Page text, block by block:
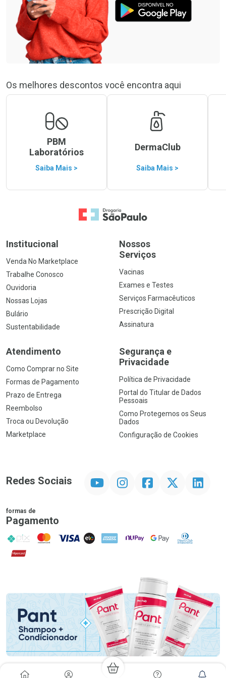
Os melhores descontos você encontra aqui
PBM
Laboratórios
Saiba Mais >
DermaClub
Saiba Mais >
Ir para a Home
Institucional
Venda No Marketplace
Trabalhe Conosco
Ouvidoria
Nossas Lojas
Bulário
Sustentabilidade
Nossos
Serviços
Vacinas
Exames e Testes
Serviços Farmacêuticos
Prescrição Digital
Assinatura
Atendimento
Como Comprar no Site
Formas de Pagamento
Prazo de Entrega
Reembolso
Troca ou Devolução
Marketplace
Segurança e
Privacidade
Política de Privacidade
Portal do Titular de Dados
Pessoais
Como Protegemos os Seus
Dados
Configuração de Cookies
Redes Sociais InstagramFacebookTwitter Linkedin
formas de
Pagamento
PIX MasterCard
VISA ELO AMEX NuPay Google PayDiners Club
Hipercard